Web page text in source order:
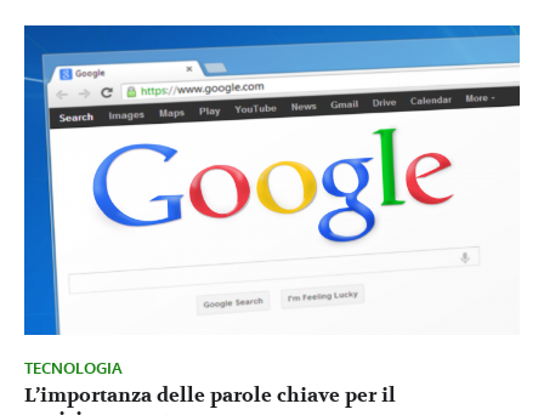
TECNOLOGIA
L’importanza delle parole chiave per il